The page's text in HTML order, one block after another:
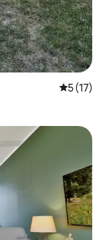
平均评分
5 (17)